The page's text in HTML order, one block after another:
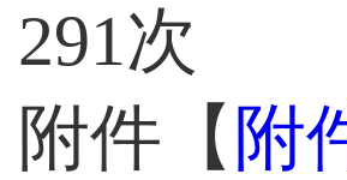
291次
附件【 附